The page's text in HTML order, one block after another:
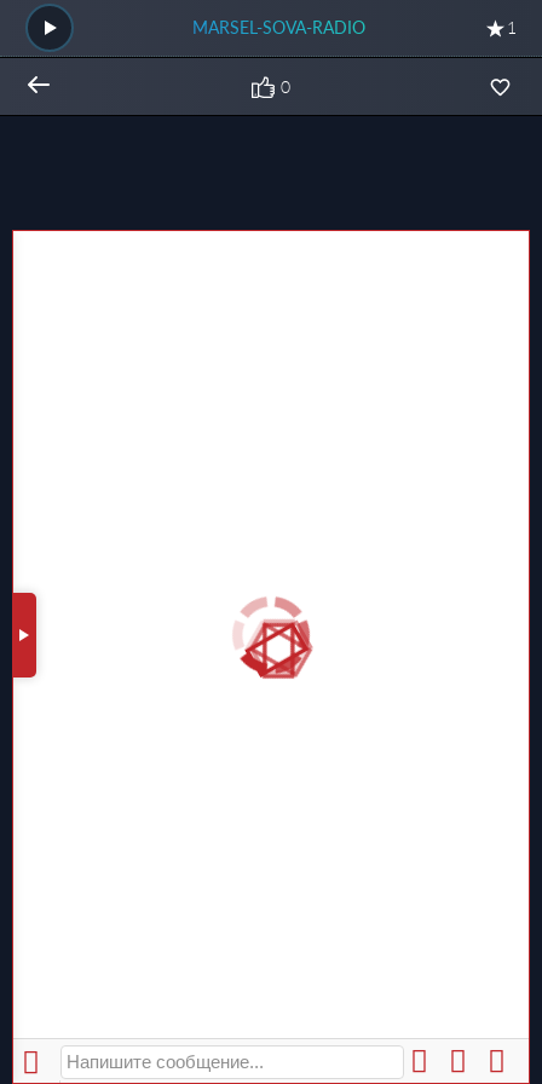
MARSEL-SOVA-RADIO 1
0